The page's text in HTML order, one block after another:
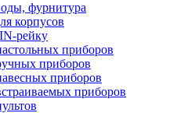
фурнитура
корпусов
рейку
приборов
приборов
приборов
приборов